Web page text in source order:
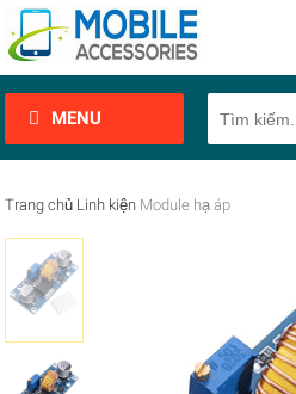
MENU
Trang chủ Linh kiện Module hạ áp